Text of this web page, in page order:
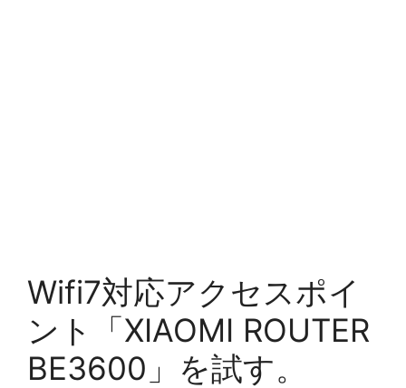
Wifi7対応アクセスポイ
ント「XIAOMI ROUTER
BE3600」を試す。